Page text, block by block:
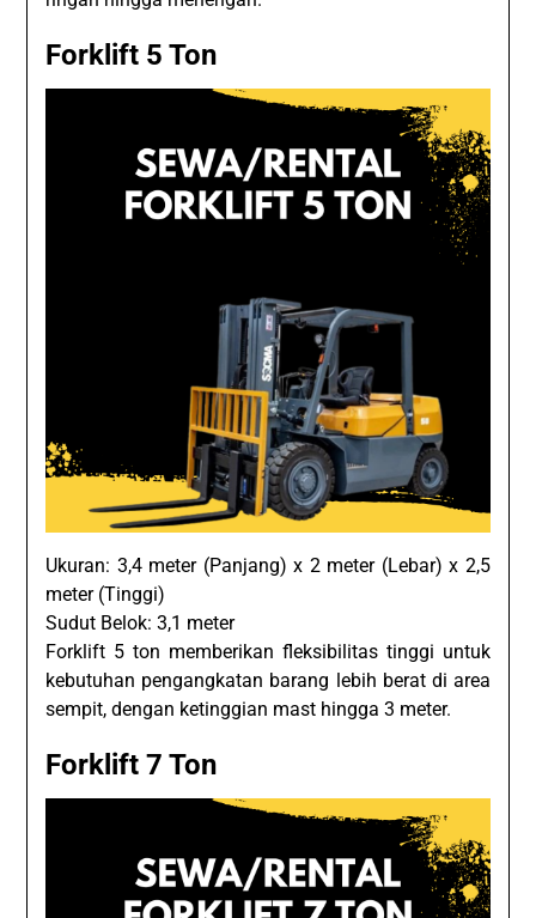
Forklift 5 Ton
Ukuran: 3,4 meter (Panjang) x 2 meter (Lebar) x 2,5
meter (Tinggi)
Sudut Belok: 3,1 meter
Forklift 5 ton memberikan fleksibilitas tinggi untuk
kebutuhan pengangkatan barang lebih berat di area
sempit, dengan ketinggian mast hingga 3 meter.
Forklift 7 Ton